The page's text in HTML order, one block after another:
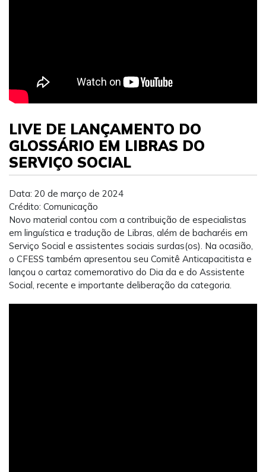
LIVE DE LANÇAMENTO DO
GLOSSÁRIO EM LIBRAS DO
SERVIÇO SOCIAL
Data: 20 de março de 2024
Crédito: Comunicação
Novo material contou com a contribuição de especialistas
em linguística e tradução de Libras, além de bacharéis em
Serviço Social e assistentes sociais surdas(os). Na ocasião,
o CFESS também apresentou seu Comitê Anticapacitista e
lançou o cartaz comemorativo do Dia da e do Assistente
Social, recente e importante deliberação da categoria.